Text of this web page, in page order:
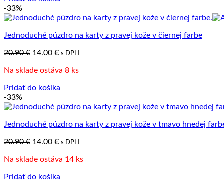
-33%
Jednoduché púzdro na karty z pravej kože v čiernej farbe
20.90€ Pôvodná
bola:
14.00 €Aktuálna
je:
s DPH
Na sklade ostáva 8 ks
Pridať do košíka
-33%
Jednoduché púzdro na karty z pravej kože v tmavo hnedej
20.90€ Pôvodná
bola:
14.00 €Aktuálna
je:
s DPH
Na sklade ostáva 14 ks
Pridať do košíka